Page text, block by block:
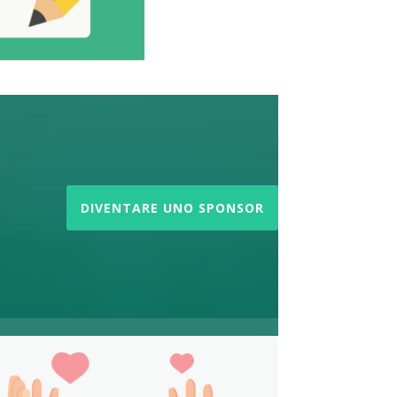
DIVENTARE UNO SPONSOR